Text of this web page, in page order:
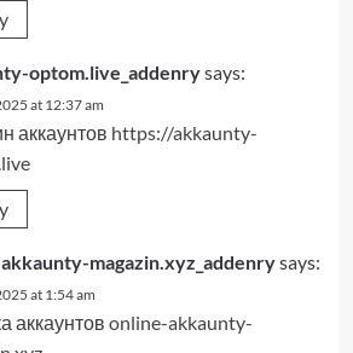
optom.live_addenrysays:
at 12:37 am
аккаунтов https://akkaunty-
magazin.xyz_addenrysays:
at 1:54 am
аккаунтов online-akkaunty-